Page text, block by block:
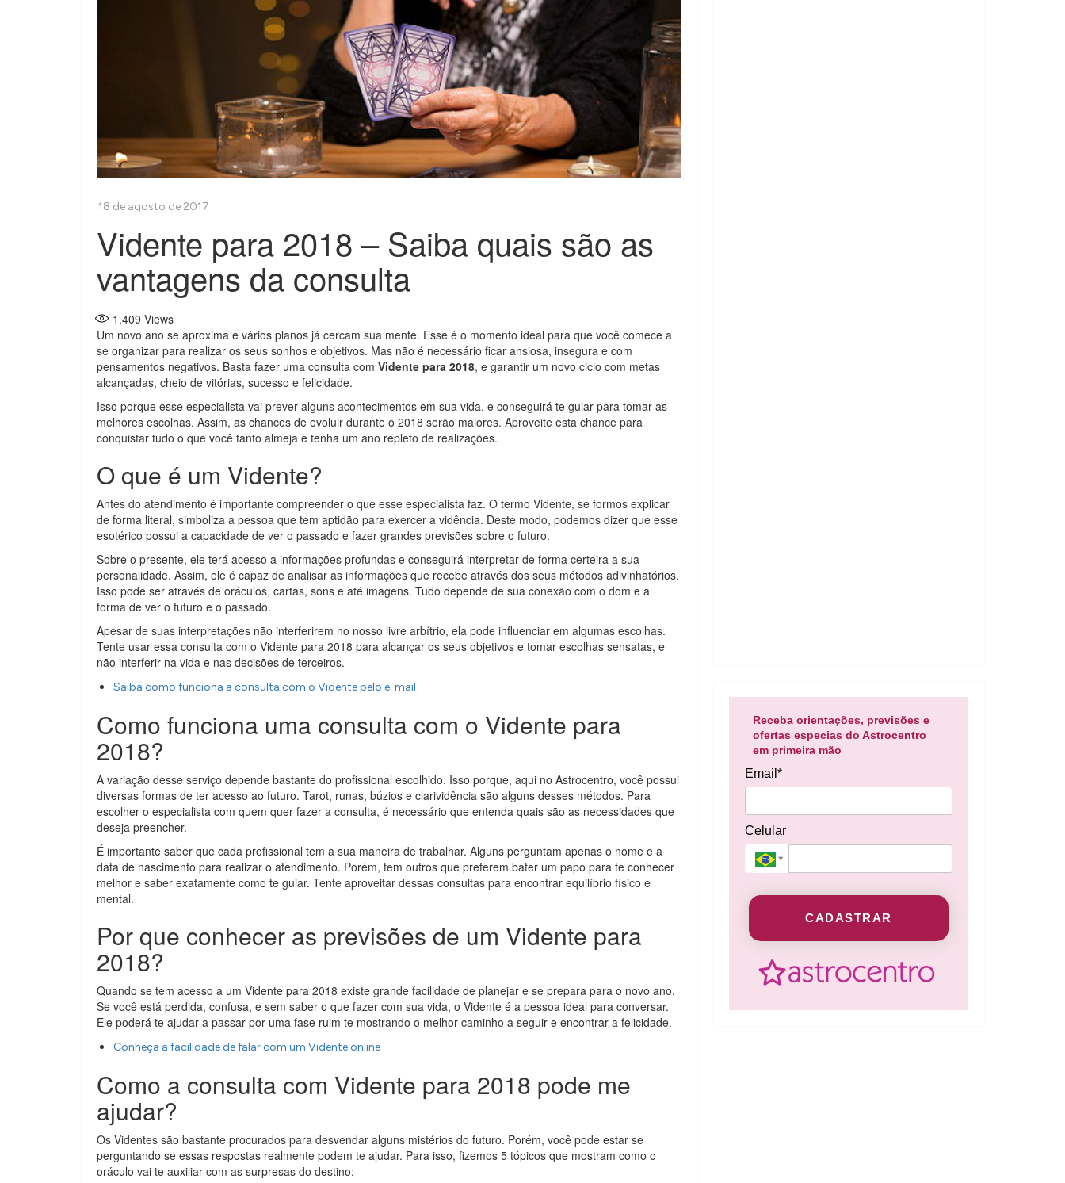
Vidente para 2018 – Saiba quais são as
vantagens da consulta
1.409 Views
Um novo ano se aproxima e vários planos já cercam sua mente. Esse é o momento ideal para que você comece a
se organizar para realizar os seus sonhos e objetivos. Mas não é necessário ficar ansiosa, insegura e com
pensamentos negativos. Basta fazer uma consulta com Vidente para 2018, e garantir um novo ciclo com metas
alcançadas, cheio de vitórias, sucesso e felicidade.
Isso porque esse especialista vai prever alguns acontecimentos em sua vida, e conseguirá te guiar para tomar as
melhores escolhas. Assim, as chances de evoluir durante o 2018 serão maiores. Aproveite esta chance para
conquistar tudo o que você tanto almeja e tenha um ano repleto de realizações.
O que é um Vidente?
Antes do atendimento é importante compreender o que esse especialista faz. O termo Vidente, se formos explicar
de forma literal, simboliza a pessoa que tem aptidão para exercer a vidência. Deste modo, podemos dizer que esse
esotérico possui a capacidade de ver o passado e fazer grandes previsões sobre o futuro.
Sobre o presente, ele terá acesso a informações profundas e conseguirá interpretar de forma certeira a sua
personalidade. Assim, ele é capaz de analisar as informações que recebe através dos seus métodos adivinhatórios.
Isso pode ser através de oráculos, cartas, sons e até imagens. Tudo depende de sua conexão com o dom e a
forma de ver o futuro e o passado.
Apesar de suas interpretações não interferirem no nosso livre arbítrio, ela pode influenciar em algumas escolhas.
Tente usar essa consulta com o Vidente para 2018 para alcançar os seus objetivos e tomar escolhas sensatas, e
não interferir na vida e nas decisões de terceiros.
Saiba como funciona a consulta com o Vidente pelo e-mail
Como funciona uma consulta com o Vidente para
2018?
A variação desse serviço depende bastante do profissional escolhido. Isso porque, aqui no Astrocentro, você possui
diversas formas de ter acesso ao futuro. Tarot, runas, búzios e clarividência são alguns desses métodos. Para
escolher o especialista com quem quer fazer a consulta, é necessário que entenda quais são as necessidades que
deseja preencher.
É importante saber que cada profissional tem a sua maneira de trabalhar. Alguns perguntam apenas o nome e a
data de nascimento para realizar o atendimento. Porém, tem outros que preferem bater um papo para te conhecer
melhor e saber exatamente como te guiar. Tente aproveitar dessas consultas para encontrar equilíbrio físico e
mental.
Por que conhecer as previsões de um Vidente para
2018?
Quando se tem acesso a um Vidente para 2018 existe grande facilidade de planejar e se prepara para o novo ano.
Se você está perdida, confusa, e sem saber o que fazer com sua vida, o Vidente é a pessoa ideal para conversar.
Ele poderá te ajudar a passar por uma fase ruim te mostrando o melhor caminho a seguir e encontrar a felicidade.
Conheça a facilidade de falar com um Vidente online
Como a consulta com Vidente para 2018 pode me
ajudar?
Os Videntes são bastante procurados para desvendar alguns mistérios do futuro. Porém, você pode estar se
perguntando se essas respostas realmente podem te ajudar. Para isso, fizemos 5 tópicos que mostram como o
oráculo vai te auxiliar com as surpresas do destino:
Receba orientações, previsões e
ofertas especias do Astrocentro
em primeira mão
Email*
Celular
CADASTRAR